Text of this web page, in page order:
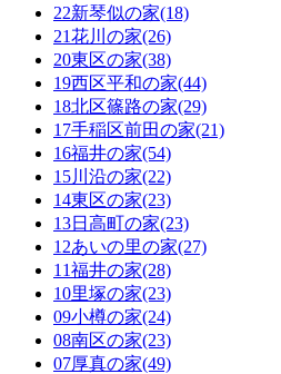
22新琴似の家(18)
21花川の家(26)
20東区の家(38)
19西区平和の家(44)
18北区篠路の家(29)
17手稲区前田の家(21)
16福井の家(54)
15川沿の家(22)
14東区の家(23)
13日高町の家(23)
12あいの里の家(27)
11福井の家(28)
10里塚の家(23)
09小樽の家(24)
08南区の家(23)
07厚真の家(49)